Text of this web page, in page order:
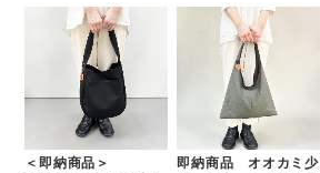
＜即納商品＞
即納商品 オオカミ少